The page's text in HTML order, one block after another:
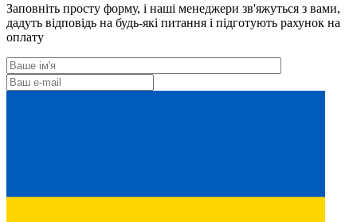
Заповніть просту форму, і наші менеджери зв'яжуться з вами,
дадуть відповідь на будь-які питання і підготують рахунок на
оплату